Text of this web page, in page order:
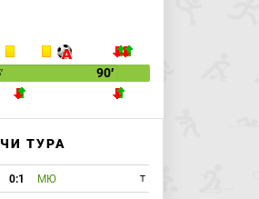
90′
ТУРА
0:1 МЮ T